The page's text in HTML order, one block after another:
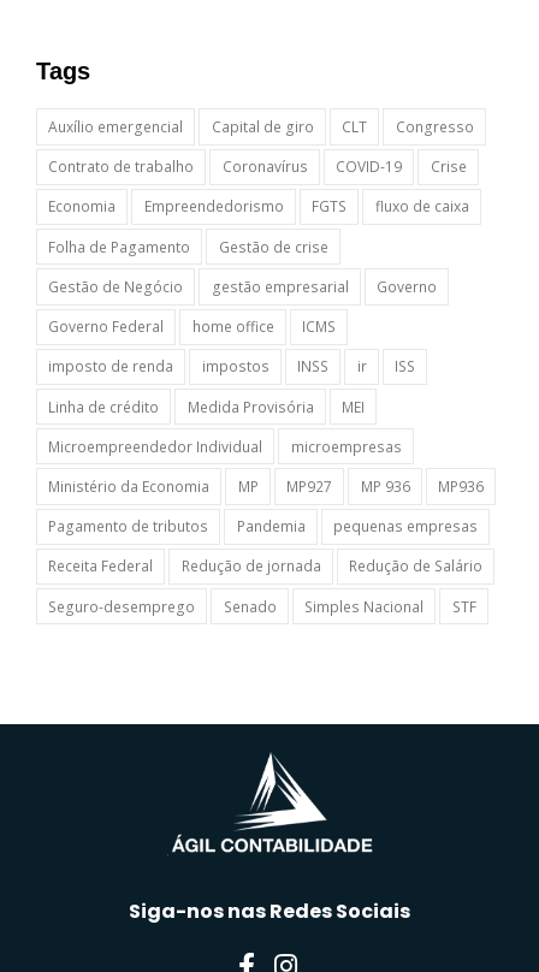
Tags
Auxílio emergencial Capital de giro CLT
Congresso
Contrato de trabalho
Coronavírus COVID-19
Crise
Economia
Empreendedorismo FGTS
fluxo de caixa
Folha de Pagamento
Gestão de crise
Gestão de Negócio
gestão empresarial
Governo
Governo Federal
home office
ICMS
imposto de renda
impostos INSS ir
ISS
Linha de crédito
Medida Provisória
MEI
Microempreendedor Individual
microempresas
Ministério da Economia
MP MP927 MP 936
MP936
Pagamento de tributos
Pandemia
pequenas empresas
Receita Federal
Redução de jornada
Redução de Salário
Seguro-desemprego
Senado Simples Nacional STF
Siga-nos nas Redes Sociais